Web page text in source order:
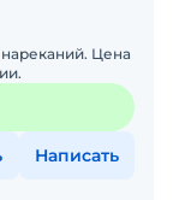
Цена
Написать